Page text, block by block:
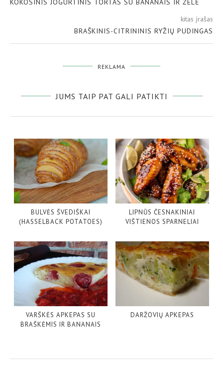
KOKOSINIS JOGURTINIS TORTAS SU BANANAIS IR ŽELĖ
kitas įrašas
BRAŠKINIS-CITRININIS RYŽIŲ PUDINGAS
REKLAMA
JUMS TAIP PAT GALI PATIKTI
BULVĖS ŠVEDIŠKAI
(HASSELBACK POTATOES)
LIPNŪS ČESNAKINIAI
VIŠTIENOS SPARNELIAI
VARŠKĖS APKEPAS SU
BRAŠKĖMIS IR BANANAIS
DARŽOVIŲ APKEPAS